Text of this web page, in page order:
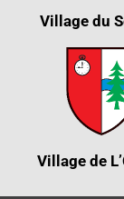
Village du
Village de